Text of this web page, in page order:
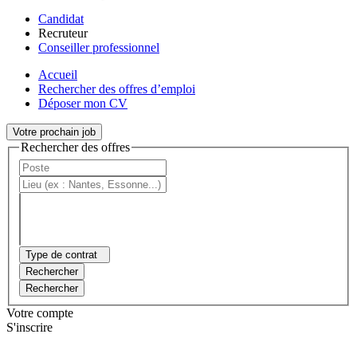
Candidat
Recruteur
Conseiller professionnel
Accueil
Rechercher des offres d’emploi
Déposer mon CV
Votre prochain job
Rechercher des offres
Type de contrat
Rechercher
Rechercher
Votre compte
S'inscrire